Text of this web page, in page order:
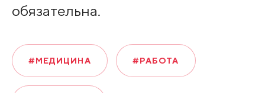
обязательна.
#МЕДИЦИНА #РАБОТА